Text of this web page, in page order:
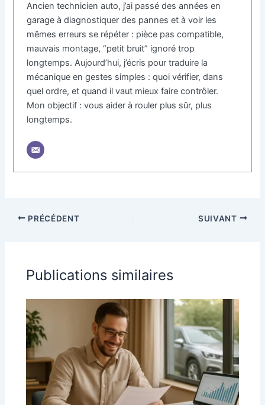
Ancien technicien auto, j’ai passé des années en
garage à diagnostiquer des pannes et à voir les
mêmes erreurs se répéter : pièce pas compatible,
mauvais montage, “petit bruit” ignoré trop
longtemps. Aujourd’hui, j’écris pour traduire la
mécanique en gestes simples : quoi vérifier, dans
quel ordre, et quand il vaut mieux faire contrôler.
Mon objectif : vous aider à rouler plus sûr, plus
longtemps.
PRÉCÉDENT SUIVANT
Publications similaires